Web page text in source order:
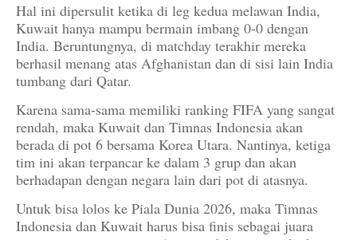
Hal ini dipersulit ketika di leg kedua melawan India,
Kuwait hanya mampu bermain imbang 0-0 dengan
India. Beruntungnya, di matchday terakhir mereka
berhasil menang atas Afghanistan dan di sisi lain India
tumbang dari Qatar.
Karena sama-sama memiliki ranking FIFA yang sangat
rendah, maka Kuwait dan Timnas Indonesia akan
berada di pot 6 bersama Korea Utara. Nantinya, ketiga
tim ini akan terpancar ke dalam 3 grup dan akan
berhadapan dengan negara lain dari pot di atasnya.
Untuk bisa lolos ke Piala Dunia 2026, maka Timnas
Indonesia dan Kuwait harus bisa finis sebagai juara